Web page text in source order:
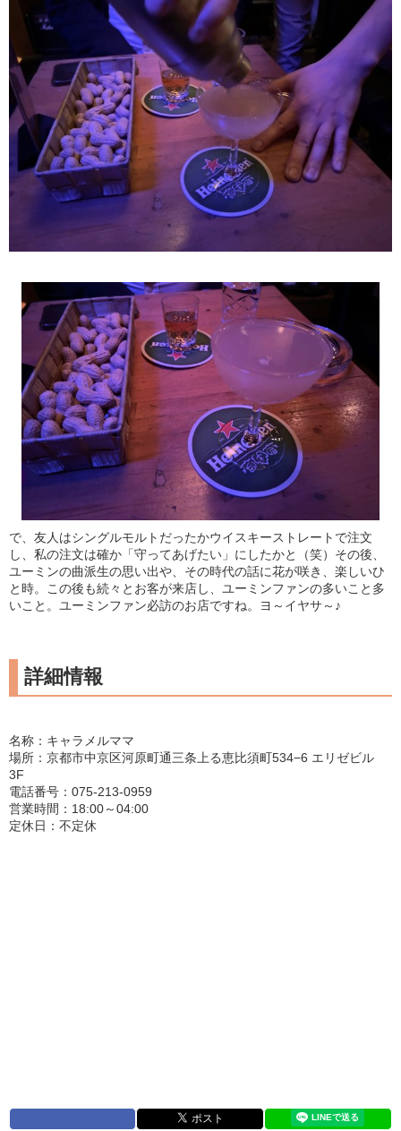
で、友人はシングルモルトだったかウイスキーストレートで注文
し、私の注文は確か「守ってあげたい」にしたかと（笑）その後、
ユーミンの曲派生の思い出や、その時代の話に花が咲き、楽しいひ
と時。この後も続々とお客が来店し、ユーミンファンの多いこと多
いこと。ユーミンファン必訪のお店ですね。ヨ～イヤサ～♪
詳細情報
名称：キャラメルママ
場所：京都市中京区河原町通三条上る恵比須町534−6 エリゼビル
3F
電話番号：075-213-0959
営業時間：18:00～04:00
定休日：不定休